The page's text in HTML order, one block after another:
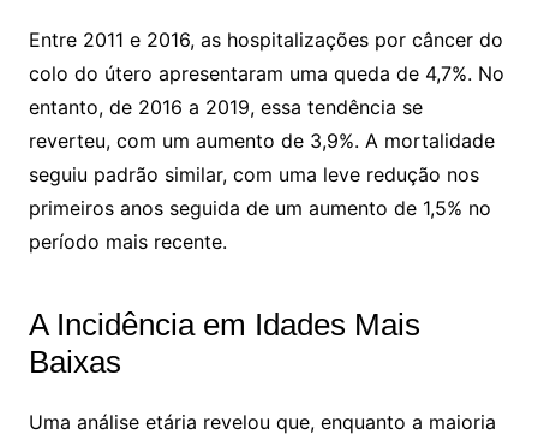
Entre 2011 e 2016, as hospitalizações por câncer do
colo do útero apresentaram uma queda de 4,7%. No
entanto, de 2016 a 2019, essa tendência se
reverteu, com um aumento de 3,9%. A mortalidade
seguiu padrão similar, com uma leve redução nos
primeiros anos seguida de um aumento de 1,5% no
período mais recente.
A Incidência em Idades Mais
Baixas
Uma análise etária revelou que, enquanto a maioria